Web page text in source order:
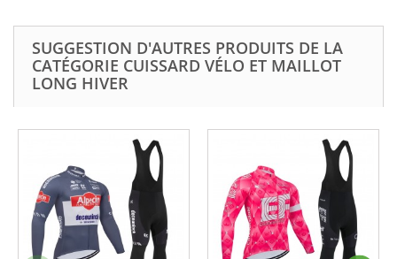
SUGGESTION D'AUTRES PRODUITS DE LA
CATÉGORIE CUISSARD VÉLO ET MAILLOT
LONG HIVER